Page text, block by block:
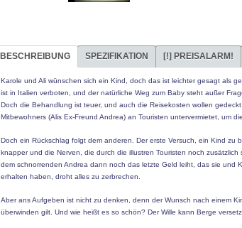
BESCHREIBUNG SPEZIFIKATION [!] PREISALARM!
Karole und Ali wünschen sich ein Kind, doch das ist leichter gesagt als
ist in Italien verboten, und der natürliche Weg zum Baby steht außer
Doch die Behandlung ist teuer, und auch die Reisekosten wollen
Mitbewohners (Alis Ex-Freund Andrea) an Touristen untervermietet, um
Doch ein Rückschlag folgt dem anderen. Der erste Versuch, ein Kind zu
knapper und die Nerven, die durch die illustren Touristen noch zusätzlich
dem schnorrenden Andrea dann noch das letzte Geld leiht, das sie und
erhalten haben, droht alles zu zerbrechen.
Aber ans Aufgeben ist nicht zu denken, denn der Wunsch nach einem
überwinden gilt. Und wie heißt es so schön? Der Wille kann Berge